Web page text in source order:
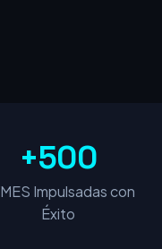
+500
Impulsadas con
Éxito